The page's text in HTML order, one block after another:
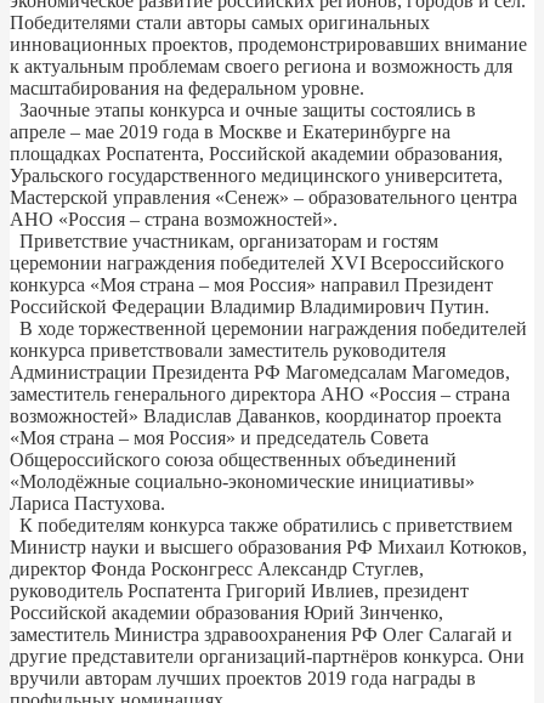
Победителями стали авторы самых оригинальных
инновационных проектов, продемонстрировавших внимание
к актуальным проблемам своего региона и возможность для
масштабирования на федеральном уровне.
Заочные этапы конкурса и очные защиты состоялись в
апреле – мае 2019 года в Москве и Екатеринбурге на
площадках Роспатента, Российской академии образования,
Уральского государственного медицинского университета,
Мастерской управления «Сенеж» – образовательного центра
АНО «Россия – страна возможностей».
Приветствие участникам, организаторам и гостям
церемонии награждения победителей XVI Всероссийского
конкурса «Моя страна – моя Россия» направил Президент
Российской Федерации Владимир Владимирович Путин.
В ходе торжественной церемонии награждения победителей
конкурса приветствовали заместитель руководителя
Администрации Президента РФ Магомедсалам Магомедов,
заместитель генерального директора АНО «Россия – страна
возможностей» Владислав Даванков, координатор проекта
«Моя страна – моя Россия» и председатель Совета
Общероссийского союза общественных объединений
«Молодёжные социально-экономические инициативы»
Лариса Пастухова.
К победителям конкурса также обратились с приветствием
Министр науки и высшего образования РФ Михаил Котюков,
директор Фонда Росконгресс Александр Стуглев,
руководитель Роспатента Григорий Ивлиев, президент
Российской академии образования Юрий Зинченко,
заместитель Министра здравоохранения РФ Олег Салагай и
другие представители организаций-партнёров конкурса. Они
вручили авторам лучших проектов 2019 года награды в